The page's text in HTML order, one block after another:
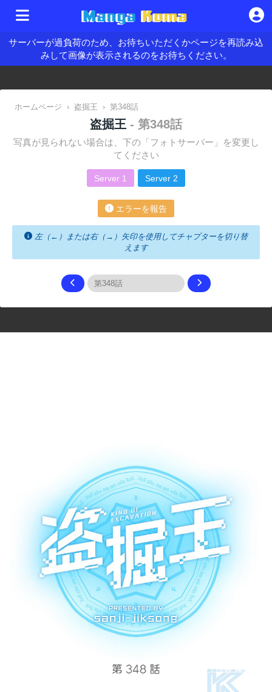
サーバーが過負荷のため、お待ちいただくかページを再読み込
みして画像が表示されるのをお待ちください。
ホームページ › 盗掘王 › 第348話
盗掘王 - 第348話
写真が見られない場合は、下の「フォトサーバー」を変更し
てください
Server 1 Server 2
エラーを報告
左（←）または右（→）矢印を使用してチャプターを切り替
えます